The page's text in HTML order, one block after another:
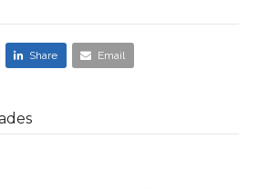
Share Email